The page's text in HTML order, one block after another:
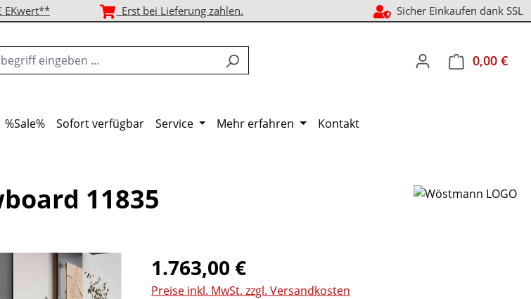
EKwert** Erst bei Lieferung zahlen. Sicher Einkaufen dank SSL
0,00 €
%Sale% Sofort verfügbar Service Mehr erfahren Kontakt
11835
Regulärer Preis:
1.763,00 €
Preise inkl. MwSt. zzgl. Versandkosten